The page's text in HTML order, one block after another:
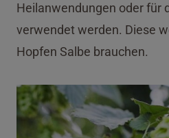
Heilanwendungen oder für
verwendet werden. Diese
Hopfen Salbe brauchen.